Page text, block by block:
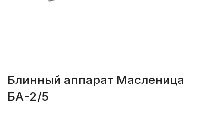
Блинный аппарат Масленица
БА-2/5